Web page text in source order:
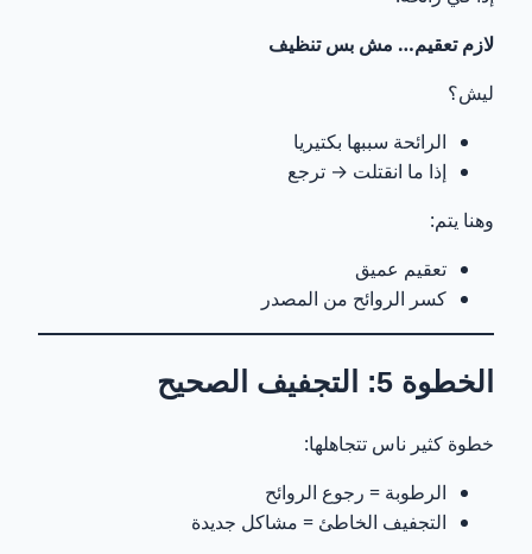
لازم تعقيم… مش بس تنظيف
ليش؟
الرائحة سببها بكتيريا
إذا ما انقتلت → ترجع
وهنا يتم:
تعقيم عميق
كسر الروائح من المصدر
الخطوة 5: التجفيف الصحيح
خطوة كثير ناس تتجاهلها:
الرطوبة = رجوع الروائح
التجفيف الخاطئ = مشاكل جديدة